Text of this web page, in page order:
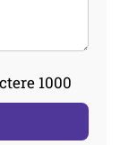
1000